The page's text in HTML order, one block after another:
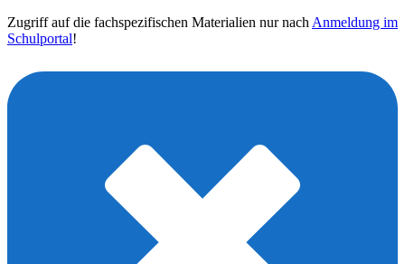
Zugriff auf die fachspezifischen Materialien nur nach Anmeldung im
Schulportal!